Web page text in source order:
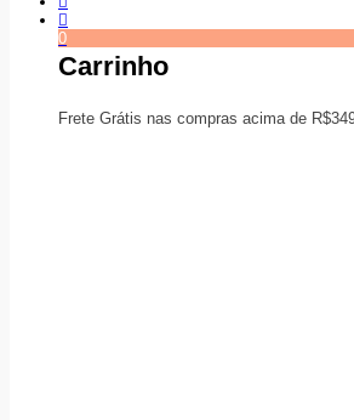
0
Carrinho
Frete Grátis nas compras acima de